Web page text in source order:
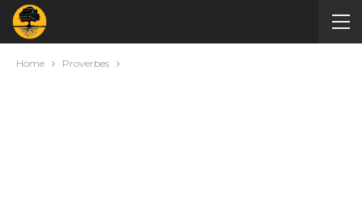
Home Proverbes